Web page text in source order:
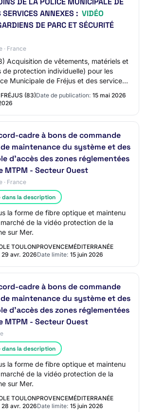
ANNEXES : VIDÉO
DE PARC ET SÉCURITÉ
· France
Acquisition de vêtements, matériels et
de protection individuelle) pour les
Municipale de Fréjus et des services
(83)Date de publication: 15 mai 2026
cadre à bons de commande
maintenance du système et des
d'accès des zones réglementées
MTPM - Secteur Ouest
· France
la description
la forme de fibre optique et maintenu
de la vidéo protection de la
sur Mer.
TOULONPROVENCEMÉDITERRANÉE
29 avr. 2026Date limite: 15 juin 2026
cadre à bons de commande
maintenance du système et des
d'accès des zones réglementées
MTPM - Secteur Ouest
la description
la forme de fibre optique et maintenu
de la vidéo protection de la
sur Mer.
TOULONPROVENCEMÉDITERRANÉE
28 avr. 2026Date limite: 15 juin 2026